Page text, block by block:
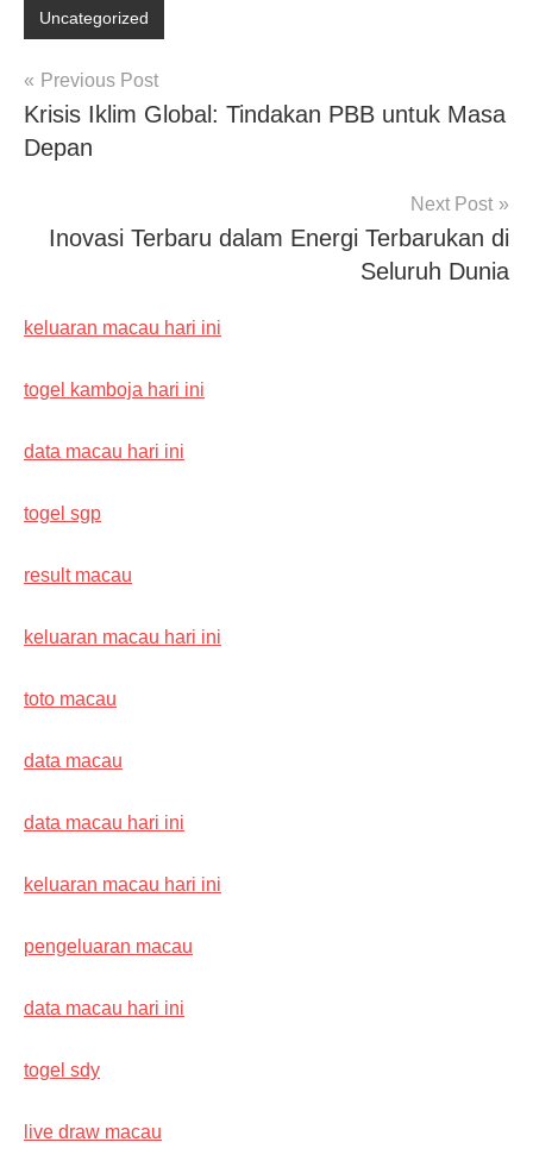
Uncategorized
Post
navigation
Previous Post
Krisis Iklim Global: Tindakan PBB untuk Masa
Depan
Next Post
Inovasi Terbaru dalam Energi Terbarukan di
Seluruh Dunia
keluaran macau hari ini
togel kamboja hari ini
data macau hari ini
togel sgp
result macau
keluaran macau hari ini
toto macau
data macau
data macau hari ini
keluaran macau hari ini
pengeluaran macau
data macau hari ini
togel sdy
live draw macau